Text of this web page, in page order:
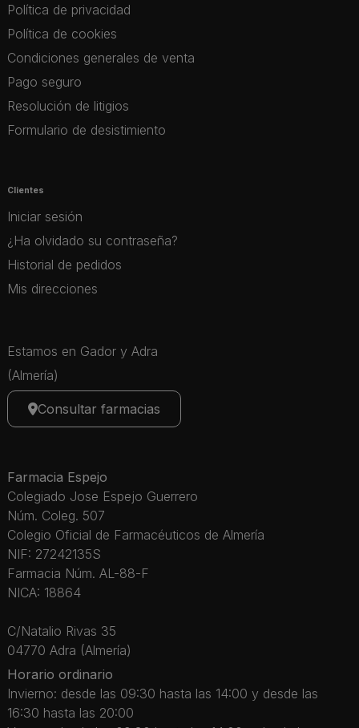
Política de privacidad
Política de cookies
Condiciones generales de venta
Pago seguro
Resolución de litigios
Formulario de desistimiento
Clientes
Iniciar sesión
¿Ha olvidado su contraseña?
Historial de pedidos
Mis direcciones
Estamos en Gador y Adra
(Almería)
Consultar farmacias
Farmacia Espejo
Colegiado Jose Espejo Guerrero
Núm. Coleg. 507
Colegio Oficial de Farmacéuticos de Almería
NIF: 27242135S
Farmacia Núm. AL-88-F
NICA: 18864
C/Natalio Rivas 35
04770 Adra (Almería)
Horario ordinario
Invierno: desde las 09:30 hasta las 14:00 y desde las
16:30 hasta las 20:00